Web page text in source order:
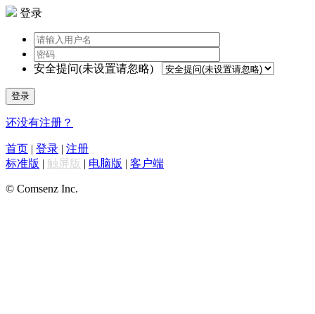
登录
安全提问(未设置请忽略)
登录
还没有注册？
首页 | 登录 | 注册
标准版 | 触屏版 | 电脑版 | 客户端
© Comsenz Inc.